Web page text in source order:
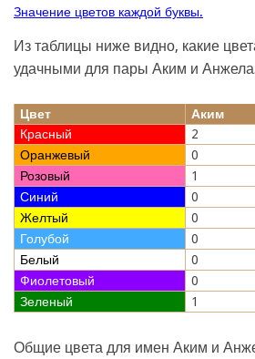
Значение цветов каждой буквы.
Из таблицы ниже видно, какие
удачными для пары Аким и Анжела.
Цвет Аким
Красный
2
Оранжевый
0
Розовый
1
Синий
0
Желтый
0
Голубой
0
Белый
0
Фиолетовый
0
Зеленый
1
Общие цвета для имен Аким и